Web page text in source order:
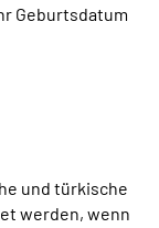
Geburtsdatum
und türkische
werden, wenn